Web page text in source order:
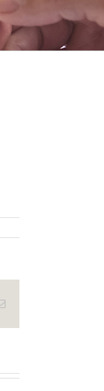
Email